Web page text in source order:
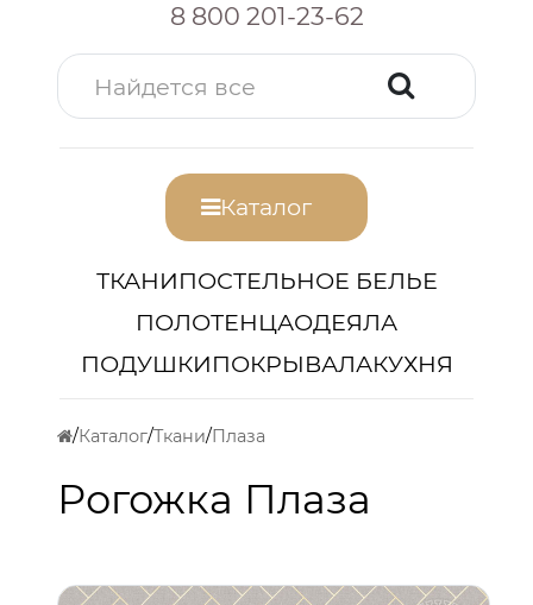
8 800 201-23-62
Каталог
ТКАНИПОСТЕЛЬНОЕ БЕЛЬЕ
ПОЛОТЕНЦАОДЕЯЛА
ПОДУШКИПОКРЫВАЛАКУХНЯ
Каталог Ткани Плаза
Рогожка Плаза